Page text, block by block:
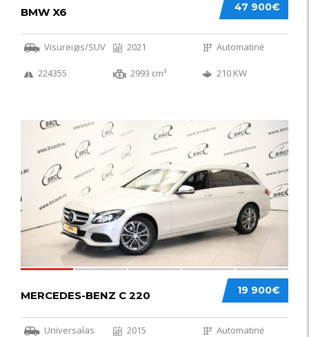
47 900€
BMW X6
Visureigis/SUV 2021 Automatinė
224355 2993 cm³ 210 KW
52
19 900€
MERCEDES-BENZ C 220
Universalas 2015 Automatinė